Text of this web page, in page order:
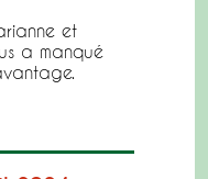
et
a manqué